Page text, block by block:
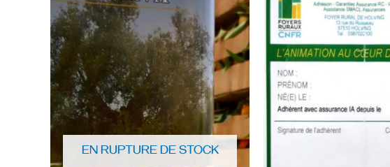
EN RUPTURE DE STOCK